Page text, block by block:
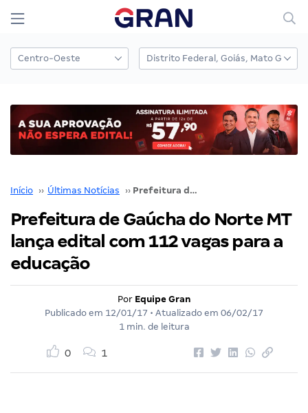
Início ›› Últimas Notícias ›› Prefeitura de Gaúcha do Norte MT lança edital com 112 vagas para a educação
Prefeitura de Gaúcha do Norte MT
lança edital com 112 vagas para a
educação
Por Equipe Gran
Publicado em 12/01/17 • Atualizado em 06/02/17
1 min. de leitura
0 1